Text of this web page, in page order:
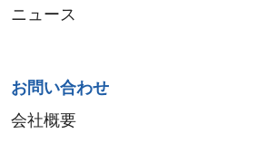
ニュース
お問い合わせ
会社概要